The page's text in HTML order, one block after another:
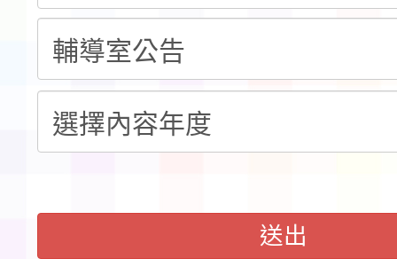
「桃園市補助參觀特色
展演活動實施計畫」
請一案
送出